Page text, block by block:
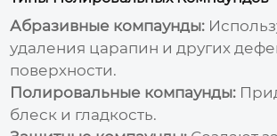
Абразивные компаунды:
удаления царапин и других
поверхности.
Полировальные компаунды:
блеск и гладкость.